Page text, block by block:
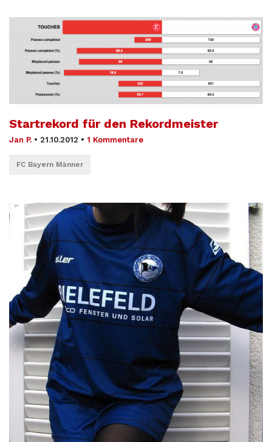
Startrekord für den Rekordmeister
Jan P. • 21.10.2012 • 1 Kommentare
FC Bayern Männer